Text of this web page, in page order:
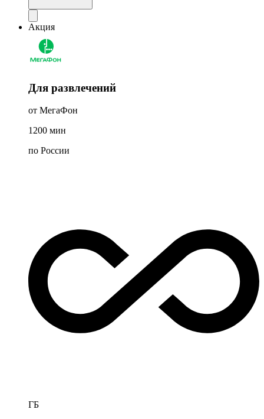
Акция
Для развлечений
от МегаФон
1200 мин
по России
ГБ